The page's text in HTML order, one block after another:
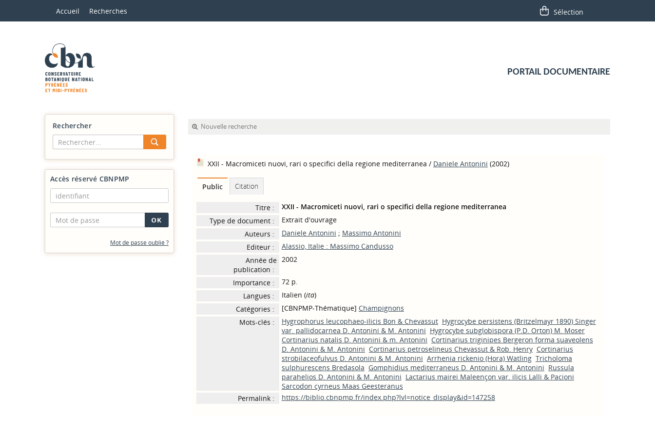
Accueil Recherches
PORTAIL DOCUMENTAIRE
Rechercher
Accès réservé CBNPMP
Mot de passe oublié ?
Nouvelle recherche
XXII - Macromiceti nuovi, rari o specifici della regione mediterranea / Daniele Antonini (2002)
Public Citation
Titre :
XXII - Macromiceti nuovi, rari o specifici della regione mediterranea
Type de document :
Extrait d'ouvrage
Auteurs :
Daniele Antonini ; Massimo Antonini
Editeur :
Alassio, Italie : Massimo Candusso
Année de
publication :
2002
Importance :
72 p.
Langues :
Italien (ita)
Catégories :
[CBNPMP-Thématique] Champignons
Mots-clés :
Hygrophorus leucophaeo-ilicis Bon & Chevassut Hygrocybe persistens (Britzelmayr 1890) Singer
var. pallidocarnea D. Antonini & M. Antonini Hygrocybe subglobispora (P.D. Orton) M. Moser
Cortinarius natalis D. Antonini & m. Antonini Cortinarius triginipes Bergeron forma suaveolens
D. Antonini & M. Antonini Cortinarius petroselineus Chevassut & Rob. Henry Cortinarius
strobilaceofulvus D. Antonini & M. Antonini Arrhenia rickenio (Hora) Watling Tricholoma
sulphurescens Bredasola Gomphidius mediterraneus D. Antonini & M. Antonini Russula
parahelios D. Antonini & M. Antonini Lactarius mairei Maleençon var. ilicis Lalli & Pacioni
Sarcodon cyrneus Maas Geesteranus
Permalink :
https://biblio.cbnpmp.fr/index.php?lvl=notice_display&id=147258